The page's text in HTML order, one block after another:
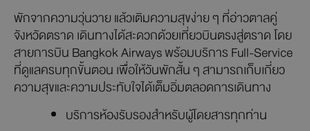
พักจากความวุ่นวาย แล้วเติมความสุขง่าย ๆ ที่อ่าวตาลคู่
จังหวัดตราด เดินทางได้สะดวกด้วยเที่ยวบินตรงสู่ตราด โดย
สายการบิน Bangkok Airways พร้อมบริการ Full-Service
ที่ดูแลครบทุกขั้นตอน เพื่อให้วันพักสั้น ๆ สามารถเก็บเกี่ยว
ความสุขและความประทับใจได้เต็มอิ่มตลอดการเดินทาง
บริการห้องรับรองสำหรับผู้โดยสารทุกท่าน